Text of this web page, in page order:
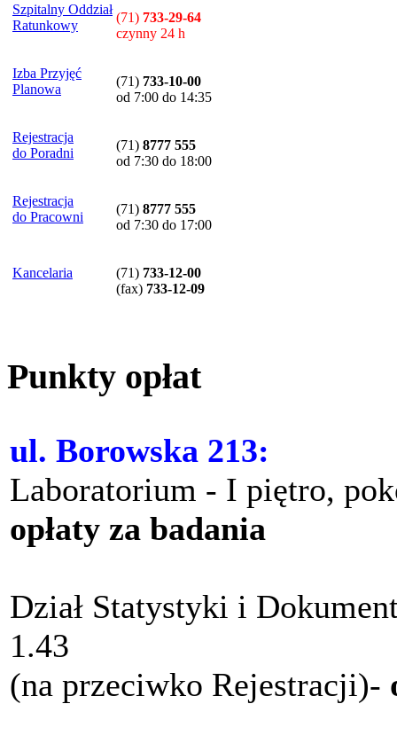
Szpitalny Oddział
Ratunkowy
(71) 733-29-64
czynny 24 h
Izba Przyjęć
Planowa
(71) 733-10-00
od 7:00 do 14:35
Rejestracja
do Poradni
(71) 8777 555
od 7:30 do 18:00
Rejestracja
do Pracowni
(71) 8777 555
od 7:30 do 17:00
Kancelaria (71) 733-12-00
(fax) 733-12-09
Punkty opłat
ul. Borowska 213:
Laboratorium - I piętro,
opłaty za badania
Dział Statystyki i
1.43
(na przeciwko Rejestracji)-